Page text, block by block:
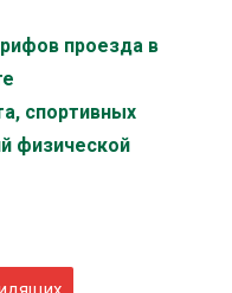
проезда в
спортивных
физической